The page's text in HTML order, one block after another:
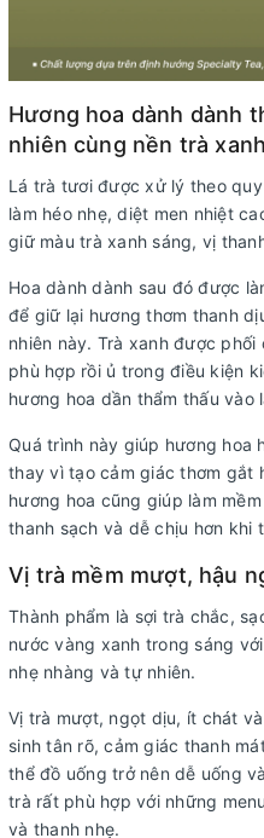
Hương hoa dành dành
nhiên cùng nền trà xanh
Lá trà tươi được xử lý theo
làm héo nhẹ, diệt men nhiệt
giữ màu trà xanh sáng, vị
Hoa dành dành sau đó được
để giữ lại hương thơm thanh
nhiên này. Trà xanh được
phù hợp rồi ủ trong điều kiện
hương hoa dần thẩm thấu vào
Quá trình này giúp hương hoa
thay vì tạo cảm giác thơm gắt
hương hoa cũng giúp làm
thanh sạch và dễ chịu hơn khi
Vị trà mềm mượt, hậu
Thành phẩm là sợi trà chắc,
nước vàng xanh trong sáng
nhẹ nhàng và tự nhiên.
Vị trà mượt, ngọt dịu, ít chát
sinh tân rõ, cảm giác thanh
thể đồ uống trở nên dễ uống
trà rất phù hợp với những
và thanh nhẹ.